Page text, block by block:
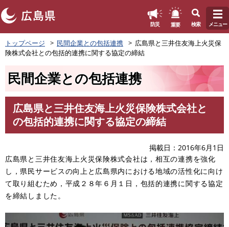
ペ
ー
ジ
防災 重要 検索 メニュー
トップページ 民間企業との包括連携
広島県と三井住友海上火災保
険株式会社との包括的連携に関する協定の締結
民間企業との包括連携
広島県と三井住友海上火災保険株式会社と
の包括的連携に関する協定の締結
掲載日
2016年6月1日
広島県と三井住友海上火災保険株式会社は，相互の連携を強化
し，県民サービスの向上と広島県内における地域の活性化に向け
て取り組むため，平成２８年６月１日，包括的連携に関する協定
を締結しました。